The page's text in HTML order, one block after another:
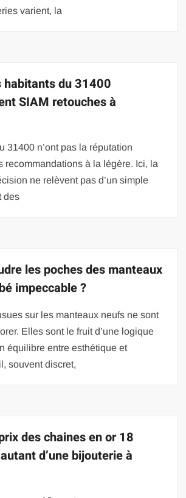
varient, la
habitants du 31400
SIAM retouches à
31400 n’ont pas la réputation
recommandations à la légère. Ici, la
ne relèvent pas d’un simple
des
les poches des manteaux
impeccable ?
sur les manteaux neufs ne sont
Elles sont le fruit d’une logique
équilibre entre esthétique et
souvent discret,
des chaines en or 18
d’une bijouterie à